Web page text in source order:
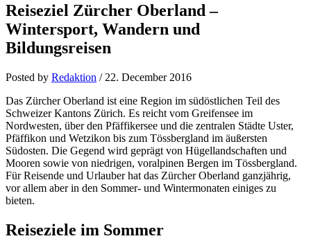
Reiseziel Zürcher Oberland –
Wintersport, Wandern und
Bildungsreisen
Posted by Redaktion / 22. December 2016
Das Zürcher Oberland ist eine Region im südöstlichen Teil des
Schweizer Kantons Zürich. Es reicht vom Greifensee im
Nordwesten, über den Pfäffikersee und die zentralen Städte Uster,
Pfäffikon und Wetzikon bis zum Tössbergland im äußersten
Südosten. Die Gegend wird geprägt von Hügellandschaften und
Mooren sowie von niedrigen, voralpinen Bergen im Tössbergland.
Für Reisende und Urlauber hat das Zürcher Oberland ganzjährig,
vor allem aber in den Sommer- und Wintermonaten einiges zu
bieten.
Reiseziele im Sommer